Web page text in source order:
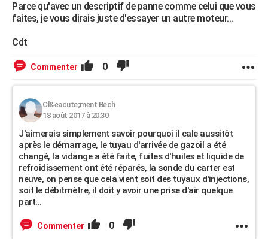
Parce qu'avec un descriptif de panne comme celui que vous
faites, je vous dirais juste d'essayer un autre moteur...
Cdt
Commenter 0
Cl&eacute;ment Bech
18 août 2017 à 20:30
J'aimerais simplement savoir pourquoi il cale aussitôt
après le démarrage, le tuyau d'arrivée de gazoil a été
changé, la vidange a été faite, fuites d'huiles et liquide de
refroidissement ont été réparés, la sonde du carter est
neuve, on pense que cela vient soit des tuyaux d'injections,
soit le débitmètre, il doit y avoir une prise d'air quelque
part...
Commenter 0